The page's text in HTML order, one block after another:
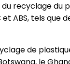
recyclage du
ABS, tels que
de